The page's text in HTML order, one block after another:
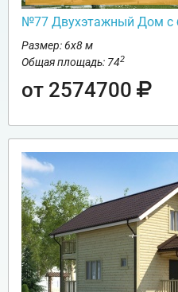
№77 Двухэтажный Дом с
Размер: 6х8 м
Общая площадь: 742
от 2574700